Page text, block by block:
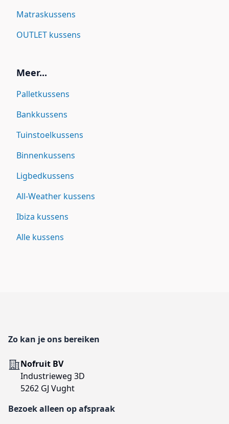
Matraskussens
OUTLET kussens
Meer...
Palletkussens
Bankkussens
Tuinstoelkussens
Binnenkussens
Ligbedkussens
All-Weather kussens
Ibiza kussens
Alle kussens
Zo kan je ons bereiken
AdresNofruit BV
Industrieweg 3D
5262 GJ Vught
Bezoek alleen op afspraak